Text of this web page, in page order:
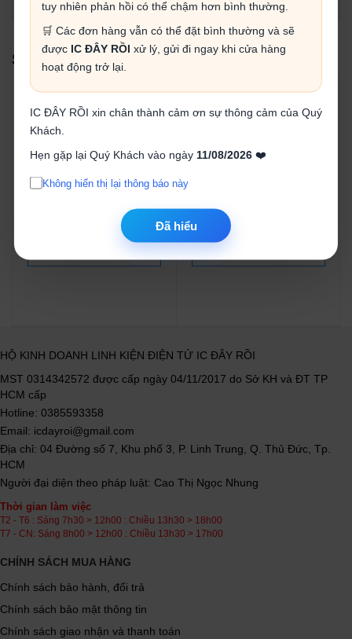
tuy nhiên phản hồi có thể chậm hơn bình thường.
🛒 Các đơn hàng vẫn có thể đặt bình thường và sẽ
được IC ĐÂY RỒI xử lý, gửi đi ngay khi cửa hàng
hoạt động trở lại.
IC ĐÂY RỒI xin chân thành cảm ơn sự thông cảm của Quý
Khách.
Hẹn gặp lại Quý Khách vào ngày 11/08/2026❤️
Không hiển thị lại thông báo này
Đã hiểu
SẢN PHẨM LIÊN QUAN
Điện trở 0.12R 1/2W 5%
(Gói 20 con)
HỘ KINH DOANH LINH KIỆN ĐIỆN TỬ IC ĐÂY RỒI
MST 0314342572 được cấp ngày 04/11/2017 do Sở KH và ĐT TP
HCM cấp
Hotline: 0385593358
Email: icdayroi@gmail.com
Địa chỉ: 04 Đường số 7, Khu phố 3, P. Linh Trung, Q. Thủ Đức, Tp.
HCM
Người đại diện theo pháp luật: Cao Thị Ngọc Nhung
Thời gian làm việc
T2 - T6 : Sáng 7h30 > 12h00 : Chiều 13h30 > 18h00
T7 - CN: Sáng 8h00 > 12h00 : Chiều 13h30 > 17h00
CHÍNH SÁCH MUA HÀNG
Chính sách bảo hành, đổi trả
Chính sách bảo mật thông tin
Chính sách giao nhận và thanh toán